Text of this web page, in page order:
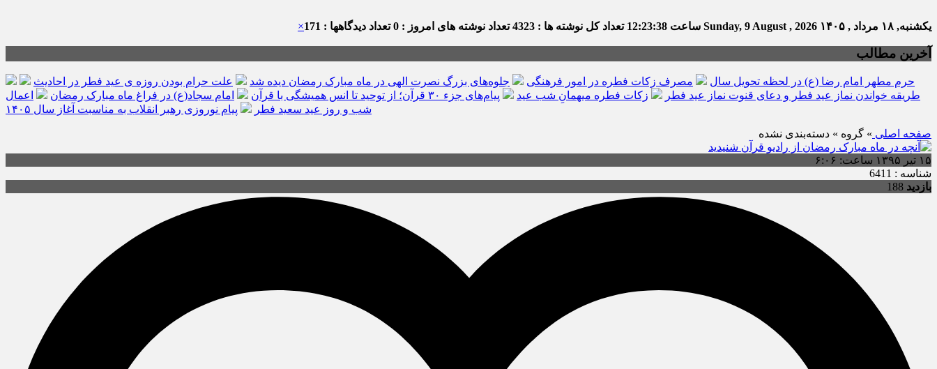
یکشنبه, ۱۸ مرداد , ۱۴۰۵ Sunday, 9 August , 2026 ساعت 12:23:39 تعداد کل نوشته ها : 4323 تعداد نوشته های امروز : 0 تعداد دیدگاهها : 171 ×
آخرین مطالب
حرم مطهر امام رضا (ع) در لحظه تحویل سال مصرف زکات فطره در امور فرهنگی جلوه‌های بزرگ نصرت الهی در ماه مبارک رمضان دیده شد
علت حرام بودن روزه ی عید فطر در احادیث
طریقه خواندن نماز عید فطر و دعای قنوت نماز عید فطر
زکات فطره میهمانِ شب عید پیام‌های جزء ۳۰ قرآن؛ از توحید تا انس همیشگی با قرآن امام سجاد(ع) در فراغ ماه مبارک رمضان
اعمال
شب و روز عید سعید فطر
پیام نوروزی رهبر انقلاب به مناسبت آغاز سال ۱۴۰۵
صفحه اصلی » گروه » دسته‌بندی نشده
۱۵ تیر ۱۳۹۵ ساعت: ۶:۰۶
شناسه : 6411
بازدید 188